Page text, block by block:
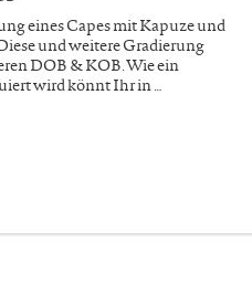
eines Capes mit Kapuze und
und weitere Gradierung
DOB & KOB. Wie ein
wird könnt Ihr in …